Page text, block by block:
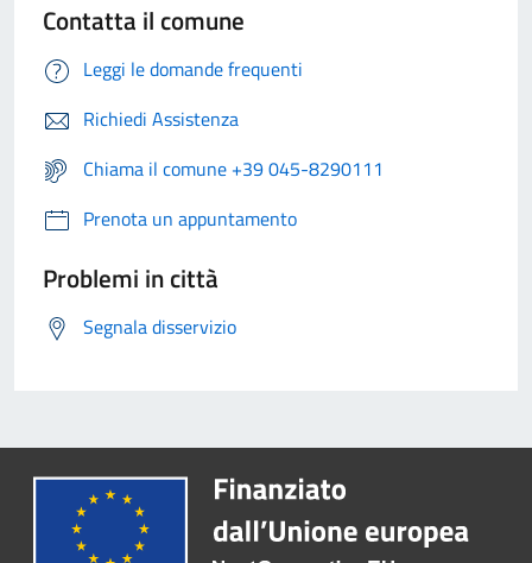
Contatta il comune
Leggi le domande frequenti
Richiedi Assistenza
Chiama il comune +39 045-8290111
Prenota un appuntamento
Problemi in città
Segnala disservizio